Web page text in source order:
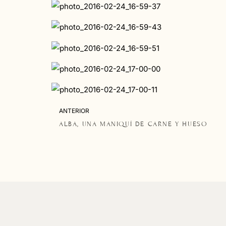
ANTERIOR
ALBA, UNA MANIQUÍ DE CARNE Y HUESO